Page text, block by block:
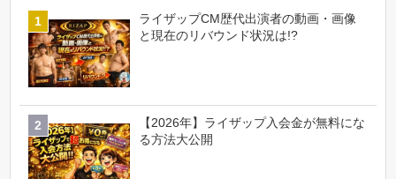
ライザップCM歴代出演者の動画・画像
と現在のリバウンド状況は!?
【2026年】ライザップ入会金が無料にな
る方法大公開